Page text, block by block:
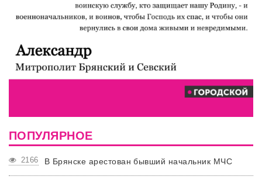
ПОПУЛЯРНОЕ
2166 В Брянске арестован бывший начальник МЧС